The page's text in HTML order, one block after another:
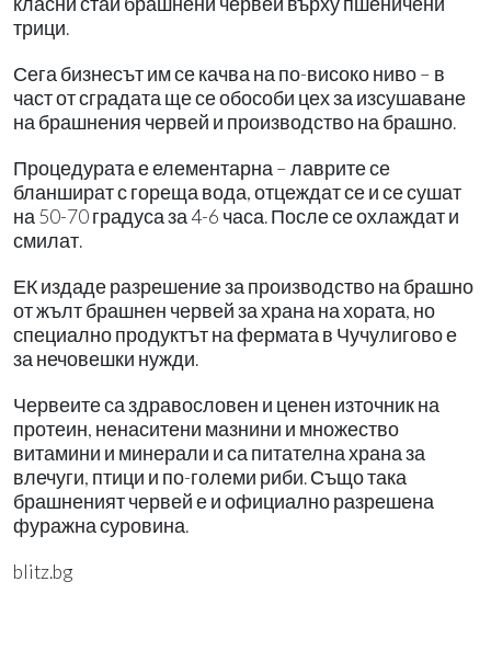
трици.
Сега бизнесът им се качва на по-високо ниво – в
част от сградата ще се обособи цех за изсушаване
на брашнения червей и производство на брашно.
Процедурата е елементарна – лаврите се
бланшират с гореща вода, отцеждат се и се сушат
на 50-70 градуса за 4-6 часа. После се охлаждат и
смилат.
ЕК издаде разрешение за производство на брашно
от жълт брашнен червей за храна на хората, но
специално продуктът на фермата в Чучулигово е
за нечовешки нужди.
Червеите са здравословен и ценен източник на
протеин, ненаситени мазнини и множество
витамини и минерали и са питателна храна за
влечуги, птици и по-големи риби. Също така
брашненият червей е и официално разрешена
фуражна суровина.
blitz.bg